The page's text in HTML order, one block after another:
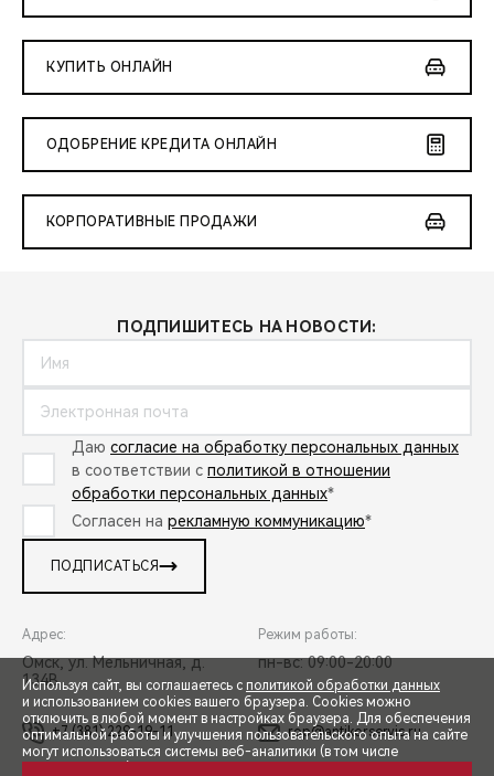
СПЕЦПРЕДЛОЖЕНИЯ
КУПИТЬ ОНЛАЙН
ОДОБРЕНИЕ КРЕДИТА ОНЛАЙН
КОРПОРАТИВНЫЕ ПРОДАЖИ
ПОДПИШИТЕСЬ НА НОВОСТИ:
Даю согласие на обработку персональных данных
в соответствии с политикой в отношении
обработки персональных данных*
Согласен на рекламную коммуникацию*
ПОДПИСАТЬСЯ
Адрес:
Омск, ул. Мельничная, д.
134В
Режим работы:
пн-вс: 09:00-20:00
+7 (381) 229-19-11 rop@antikorservis.ru
Используя сайт, вы соглашаетесь с политикой обработки данных
и использованием cookies вашего браузера. Cookies можно
отключить в любой момент в настройках браузера. Для обеспечения
оптимальной работы и улучшения пользовательского опыта на сайте
могут использоваться системы веб-аналитики (в том числе
Закрыть